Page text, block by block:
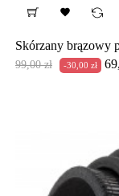

Skórzany brązowy
Cena
99,00 zł -30,00 zł